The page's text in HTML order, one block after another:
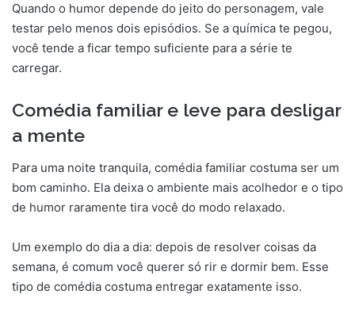
Quando o humor depende do jeito do personagem, vale
testar pelo menos dois episódios. Se a química te pegou,
você tende a ficar tempo suficiente para a série te
carregar.
Comédia familiar e leve para desligar
a mente
Para uma noite tranquila, comédia familiar costuma ser um
bom caminho. Ela deixa o ambiente mais acolhedor e o tipo
de humor raramente tira você do modo relaxado.
Um exemplo do dia a dia: depois de resolver coisas da
semana, é comum você querer só rir e dormir bem. Esse
tipo de comédia costuma entregar exatamente isso.